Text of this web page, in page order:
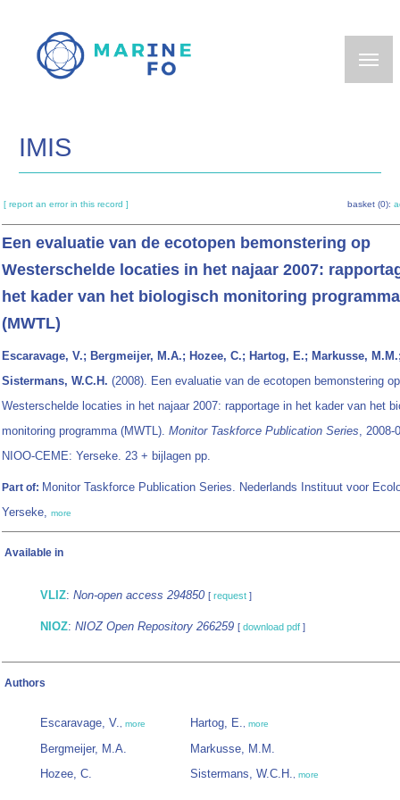
main
IMIS
[ report an error in this record ] basket (0):
Een evaluatie van de ecotopen bemonstering op
Westerschelde locaties in het najaar 2007:
het kader van het biologisch monitoring programma
(MWTL)
Escaravage, V.; Bergmeijer, M.A.; Hozee, C.; Hartog, E.; Markusse,
Sistermans, W.C.H. (2008). Een evaluatie van de ecotopen bemonstering op
Westerschelde locaties in het najaar 2007: rapportage in het kader van het
monitoring programma (MWTL). Monitor Taskforce Publication Series, 2008-
NIOO-CEME: Yerseke. 23 + bijlagen pp.
Part of: Monitor Taskforce Publication Series. Nederlands Instituut voor
Yerseke, more
Available in
VLIZ: Non-open access 294850 [ request ]
NIOZ: NIOZ Open Repository 266259 [ download pdf ]
Authors
Escaravage, V., more
Bergmeijer, M.A.
Hozee, C.
Hartog, E., more
Markusse, M.M.
Sistermans, W.C.H., more